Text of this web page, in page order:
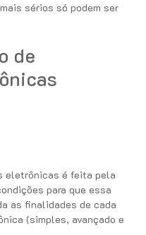
sérios só podem ser
de
eletrônicas é feita pela
para que essa
as finalidades de cada
(simples, avançado e